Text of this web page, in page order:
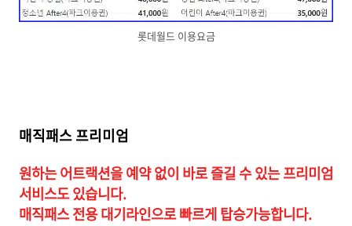
롯데월드 이용요금
매직패스 프리미엄
원하는 어트랙션을 예약 없이 바로 즐길 수 있는 프리미엄
서비스도 있습니다.
매직패스 전용 대기라인으로 빠르게 탑승가능합니다.